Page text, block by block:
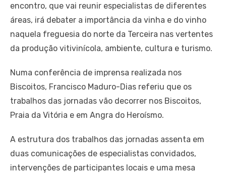
encontro, que vai reunir especialistas de diferentes
áreas, irá debater a importância da vinha e do vinho
naquela freguesia do norte da Terceira nas vertentes
da produção vitivinícola, ambiente, cultura e turismo.
Numa conferência de imprensa realizada nos
Biscoitos, Francisco Maduro-Dias referiu que os
trabalhos das jornadas vão decorrer nos Biscoitos,
Praia da Vitória e em Angra do Heroísmo.
A estrutura dos trabalhos das jornadas assenta em
duas comunicações de especialistas convidados,
intervenções de participantes locais e uma mesa